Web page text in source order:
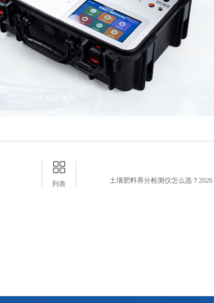
列表 土壤肥料养分检测仪怎么选？